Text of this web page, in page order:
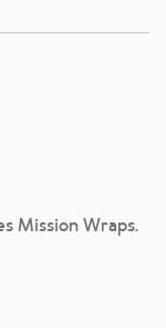
Mission Wraps.